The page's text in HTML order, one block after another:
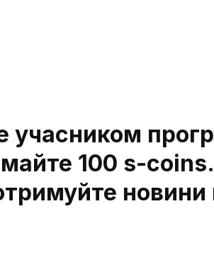
учасником
100 s-coins.
новини